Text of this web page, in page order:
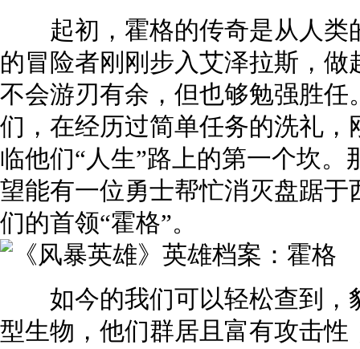
起初，霍格的传奇是从人类
的冒险者刚刚步入艾泽拉斯，
不会游刃有余，但也够勉强胜
们，在经历过简单任务的洗礼
临他们“人生”路上的第一个坎
望能有一位勇士帮忙消灭盘踞
们的首领“霍格”。
如今的我们可以轻松查到，
型生物，他们群居且富有攻击